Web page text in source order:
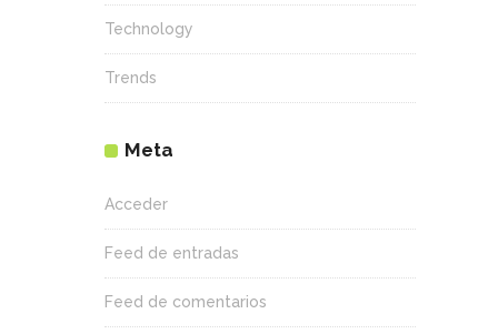
Technology
Trends
Meta
Acceder
Feed de entradas
Feed de comentarios